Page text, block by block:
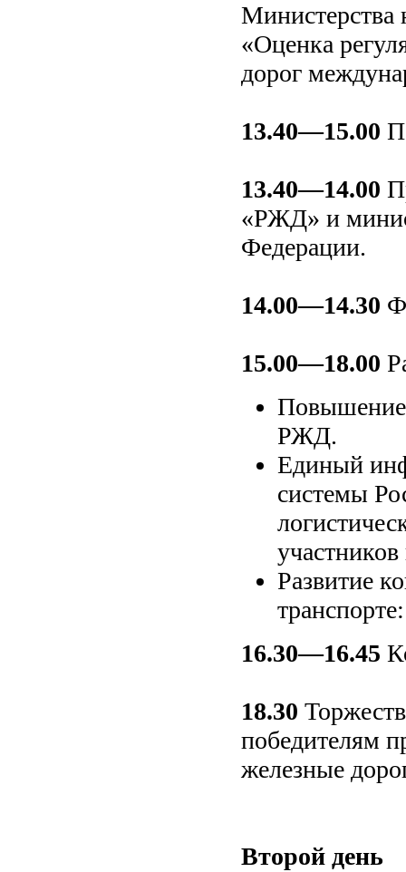
«Оценка
дорог
13.40—15.00
13.40—14.00
«РЖД» и
Федерации.
14.00—14.30
15.00—18.00
Повышение
РЖД.
Единый
системы
участников
Развитие
16.30—16.45
18.30
победителям
железные
Второй день